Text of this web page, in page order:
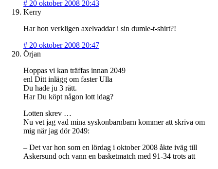
# 20 oktober 2008 20:43
Kerry
Har hon verkligen axelvaddar i sin dumle-t-shirt?!
# 20 oktober 2008 20:47
Örjan
Hoppas vi kan träffas innan 2049
enl Ditt inlägg om faster Ulla
Du hade ju 3 rätt.
Har Du köpt någon lott idag?
Lotten skrev …
Nu vet jag vad mina syskonbarnbarn kommer att skriva om
mig när jag dör 2049:
– Det var hon som en lördag i oktober 2008 åkte iväg till
Askersund och vann en basketmatch med 91-34 trots att